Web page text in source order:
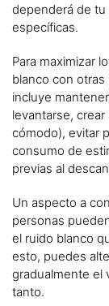
dependerá de tu
específicas.
Para maximizar
blanco con otras
incluye
levantarse,
cómodo), evitar
consumo de
previas al
Un aspecto a
personas
el ruido blanco
esto, puedes
gradualmente el
tanto.